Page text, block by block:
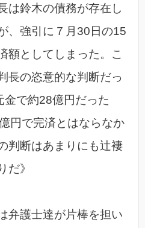
は鈴木の債務が存在し
、強引に７月30日の15
額としてしまった。こ
長の恣意的な判断だっ
金で約28億円だった
円で完済とはならなか
判断はあまりにも辻褄
だ》
弁護士達が片棒を担い